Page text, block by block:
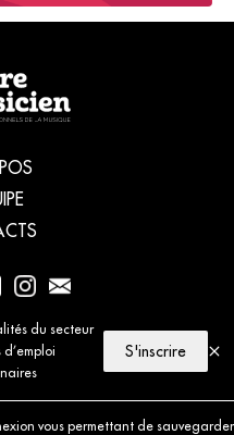
du secteur
d’emploi
S'inscrire
vous permettant de sauvegarder
00
Tous droits réservés